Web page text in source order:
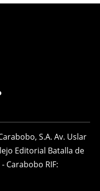
S.A. Av. Uslar
Editorial Batalla de
Carabobo RIF: